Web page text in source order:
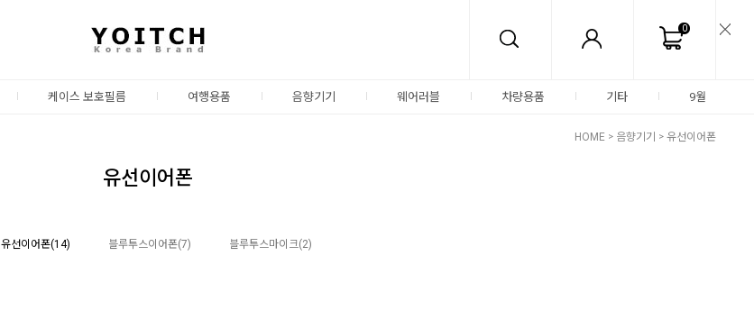
0
케이스 보호필름 여행용품 음향기기 웨어러블 차량용품 기타 9월
HOME > 음향기기 > 유선이어폰
유선이어폰
유선이어폰(14) 블루투스이어폰(7) 블루투스마이크(2)